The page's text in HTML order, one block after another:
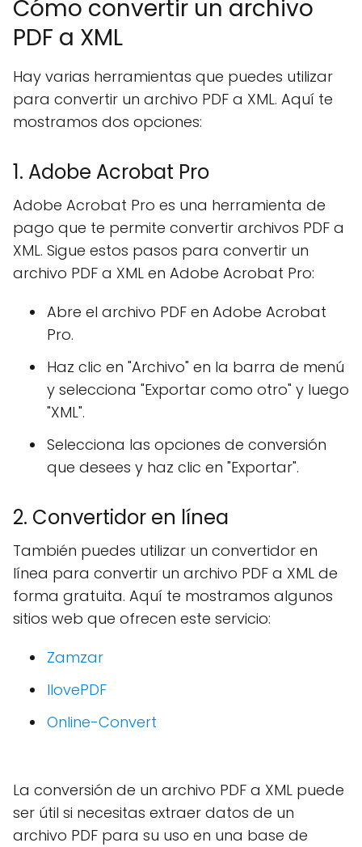
Cómo convertir un archivo
PDF a XML
Hay varias herramientas que puedes utilizar
para convertir un archivo PDF a XML. Aquí te
mostramos dos opciones:
1. Adobe Acrobat Pro
Adobe Acrobat Pro es una herramienta de
pago que te permite convertir archivos PDF a
XML. Sigue estos pasos para convertir un
archivo PDF a XML en Adobe Acrobat Pro:
Abre el archivo PDF en Adobe Acrobat
Pro.
Haz clic en "Archivo" en la barra de menú
y selecciona "Exportar como otro" y luego
"XML".
Selecciona las opciones de conversión
que desees y haz clic en "Exportar".
2. Convertidor en línea
También puedes utilizar un convertidor en
línea para convertir un archivo PDF a XML de
forma gratuita. Aquí te mostramos algunos
sitios web que ofrecen este servicio:
Zamzar
IlovePDF
Online-Convert
La conversión de un archivo PDF a XML puede
ser útil si necesitas extraer datos de un
archivo PDF para su uso en una base de